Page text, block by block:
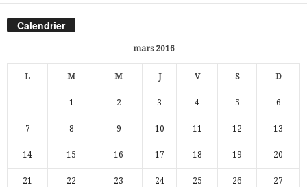
Calendrier
mars 2016
L M M J V S D
1 2 3 4 5 6
7 8 9 10 11 12 13
14 15 16 17 18 19 20
21 22 23 24 25 26 27